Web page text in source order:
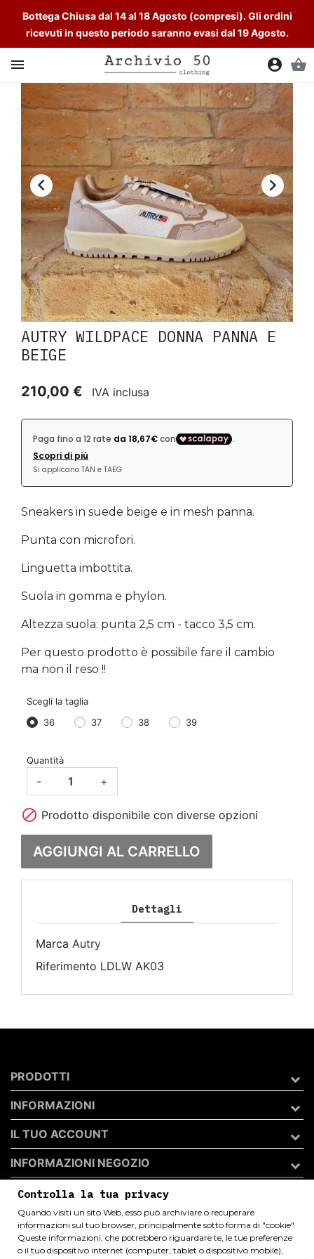
Bottega Chiusa dal 14 al 18 Agosto (compresi). Gli ordini
ricevuti in questo periodo saranno evasi dal 19 Agosto.
 account_circle shopping_basket
 
AUTRY WILDPACE DONNA PANNA E
BEIGE
210,00 € IVA inclusa
Sneakers in suede beige e in mesh panna.
Punta con microfori.
Linguetta imbottita.
Suola in gomma e phylon.
Altezza suola: punta 2,5 cm - tacco 3,5 cm.
Per questo prodotto è possibile fare il cambio
ma non il reso !!
Scegli la taglia
36
37 38 39
Quantità
- +
 Prodotto disponibile con diverse opzioni
AGGIUNGI AL CARRELLO
Dettagli
Marca Autry
Riferimento LDLW AK03
PRODOTTI
INFORMAZIONI
IL TUO ACCOUNT
INFORMAZIONI NEGOZIO
Archivio 50 di Andrea Catini
P.I. 02409360449 _ C.F. CTNNDR80C04I324K _ REA
FM-262708
Controlla la tua privacy
Quando visiti un sito Web, esso può archiviare o recuperare
informazioni sul tuo browser, principalmente sotto forma di "cookie".
Queste informazioni, che potrebbero riguardare te, le tue preferenze
o il tuo dispositivo internet (computer, tablet o dispositivo mobile),